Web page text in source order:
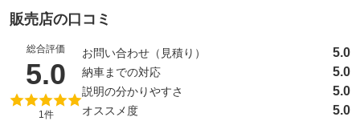
販売店の口コミ
総合評価
5.0 （5点満点中）
1件
お問い合わせ（見積り） 5.0
納車までの対応 5.0
説明の分かりやすさ 5.0
オススメ度 5.0